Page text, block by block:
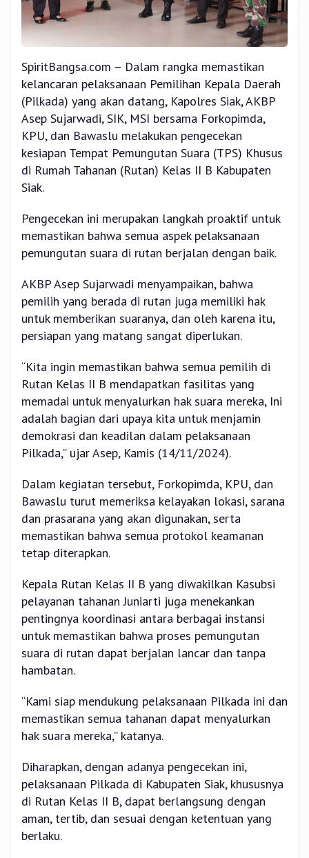
SpiritBangsa.com – Dalam rangka memastikan
kelancaran pelaksanaan Pemilihan Kepala Daerah
(Pilkada) yang akan datang, Kapolres Siak, AKBP
Asep Sujarwadi, SIK, MSI bersama Forkopimda,
KPU, dan Bawaslu melakukan pengecekan
kesiapan Tempat Pemungutan Suara (TPS) Khusus
di Rumah Tahanan (Rutan) Kelas II B Kabupaten
Siak.
Pengecekan ini merupakan langkah proaktif untuk
memastikan bahwa semua aspek pelaksanaan
pemungutan suara di rutan berjalan dengan baik.
AKBP Asep Sujarwadi menyampaikan, bahwa
pemilih yang berada di rutan juga memiliki hak
untuk memberikan suaranya, dan oleh karena itu,
persiapan yang matang sangat diperlukan.
“Kita ingin memastikan bahwa semua pemilih di
Rutan Kelas II B mendapatkan fasilitas yang
memadai untuk menyalurkan hak suara mereka, Ini
adalah bagian dari upaya kita untuk menjamin
demokrasi dan keadilan dalam pelaksanaan
Pilkada,” ujar Asep, Kamis (14/11/2024).
Dalam kegiatan tersebut, Forkopimda, KPU, dan
Bawaslu turut memeriksa kelayakan lokasi, sarana
dan prasarana yang akan digunakan, serta
memastikan bahwa semua protokol keamanan
tetap diterapkan.
Kepala Rutan Kelas II B yang diwakilkan Kasubsi
pelayanan tahanan Juniarti juga menekankan
pentingnya koordinasi antara berbagai instansi
untuk memastikan bahwa proses pemungutan
suara di rutan dapat berjalan lancar dan tanpa
hambatan.
“Kami siap mendukung pelaksanaan Pilkada ini dan
memastikan semua tahanan dapat menyalurkan
hak suara mereka,” katanya.
Diharapkan, dengan adanya pengecekan ini,
pelaksanaan Pilkada di Kabupaten Siak, khususnya
di Rutan Kelas II B, dapat berlangsung dengan
aman, tertib, dan sesuai dengan ketentuan yang
berlaku.